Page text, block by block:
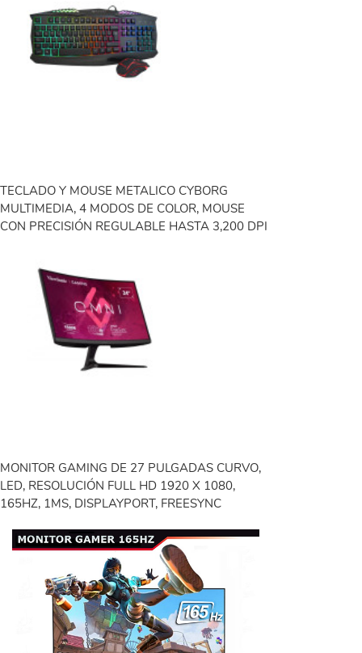
TECLADO Y MOUSE METALICO CYBORG
MULTIMEDIA, 4 MODOS DE COLOR, MOUSE
CON PRECISIÓN REGULABLE HASTA 3,200 DPI
MONITOR GAMING DE 27 PULGADAS CURVO,
LED, RESOLUCIÓN FULL HD 1920 X 1080,
165HZ, 1MS, DISPLAYPORT, FREESYNC